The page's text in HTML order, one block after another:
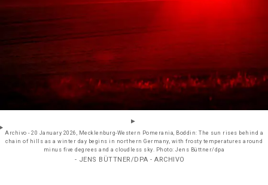
Archivo - 20 January 2026, Mecklenburg-Western Pomerania, Boddin: The sun rises behind a
chain of hills as a winter day begins in northern Germany, with frosty temperatures around
minus five degrees and a cloudless sky. Photo: Jens Büttner/dpa
- JENS BÜTTNER/DPA - ARCHIVO